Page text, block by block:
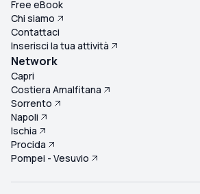
Free eBook
Chi siamo
Contattaci
Inserisci la tua attività
Network
Capri
Costiera Amalfitana
Sorrento
Napoli
Ischia
Procida
Pompei - Vesuvio